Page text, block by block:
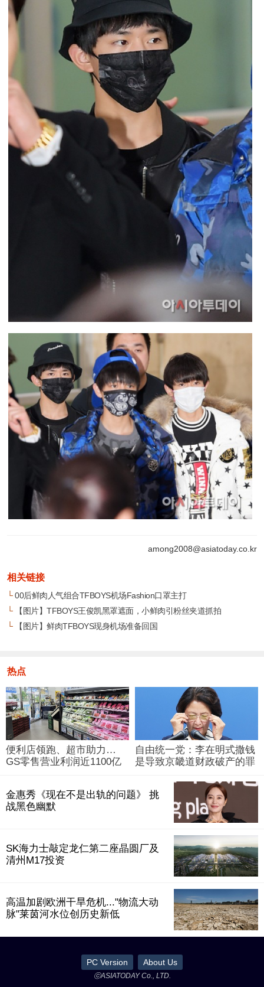
among2008@asiatoday.co.kr
相关链接
└00后鲜肉人气组合TFBOYS机场Fashion口罩主打
└【图片】TFBOYS王俊凯黑罩遮面，小鲜肉引粉丝夹道抓拍
└【图片】鲜肉TFBOYS现身机场准备回国
热点
便利店领跑、超市助力…
GS零售营业利润近1100亿
自由统一党：李在明式撒钱
是导致京畿道财政破产的罪
金惠秀《现在不是出轨的问题》 挑
战黑色幽默
SK海力士敲定龙仁第二座晶圆厂及
清州M17投资
高温加剧欧洲干旱危机..."物流大动
脉"莱茵河水位创历史新低
PC Version About Us
ⓒASIATODAY Co., LTD.